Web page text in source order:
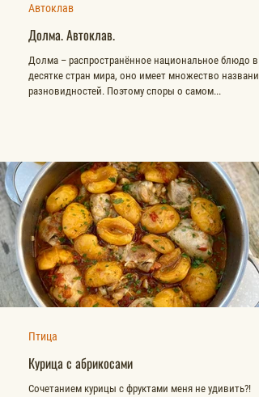
Долма. Автоклав.
Долма – распространённое национальное блюдо в
десятке стран мира, оно имеет множество
разновидностей. Поэтому споры о самом...
Автоклав
Курица с абрикосами
Сочетанием курицы с фруктами меня не удивить?!
Птица